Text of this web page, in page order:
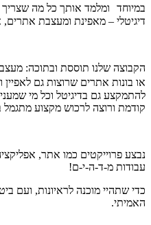
במיוחד ומלמד אותך כל מה
דיגיטלי – מאפינת ומעצבת אתרים,
הקבוצה שלנו תוססת ובתוכה:
או בונות אתרים שרוצות גם
להתמקצע גם בדיגיטל וכל מי
קודמת ורוצה לרכוש מקצוע מתגמל
נבצע פרוייקטים כמו אתר,
עבודות מ-ד-ה-י-ם!
כדי שתהיי מוכנה לראיונות, ועם
האמיתי.